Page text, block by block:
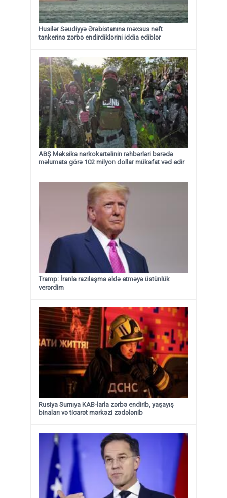
Husilər Səudiyyə Ərəbistanına məxsus neft
tankerinə zərbə endirdiklərini iddia ediblər
ABŞ Meksika narkokartelinin rəhbərləri barədə
məlumata görə 102 milyon dollar mükafat vəd edir
Tramp: İranla razılaşma əldə etməyə üstünlük
verərdim
Rusiya Sumıya KAB-larla zərbə endirib, yaşayış
binaları və ticarət mərkəzi zədələnib